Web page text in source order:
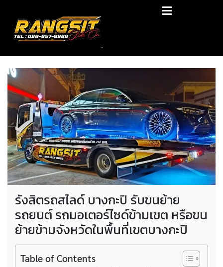
content
RANGSIT SlideON
รถยก168 รถสไลด์รังสิต รถสไลด์ ราคาถูก
รังสิตรถสไลด์ บางกะปิ รับขนย้าย
รถยนต์ รถมอเตอร์ไซด์ข้ามเขต หรือขน
ย้ายข้ามจังหวัดในพื้นที่เขตบางกะปิ
Table of Contents